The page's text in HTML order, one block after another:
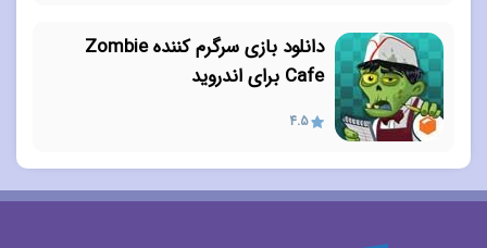
دانلود بازی سرگرم کننده Zombie
Cafe برای اندروید
4.5